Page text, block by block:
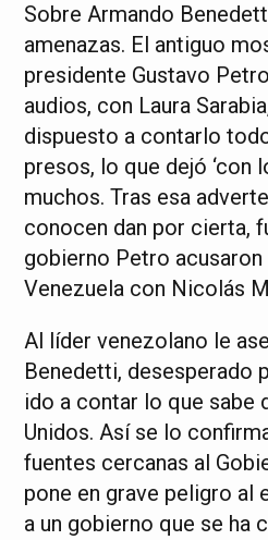
Sobre Armando
amenazas. El antiguo
presidente Gustavo
audios, con Laura
dispuesto a contarlo
presos, lo que dejó ‘con
muchos. Tras esa
conocen dan por cierta,
gobierno Petro acusaron
Venezuela con Nicolás
Al líder venezolano le
Benedetti, desesperado
ido a contar lo que sabe
Unidos. Así se lo
fuentes cercanas al
pone en grave peligro al
a un gobierno que se ha